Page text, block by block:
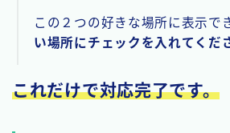
この２つの好きな場所に表示で
い場所にチェックを入れてくだ
これだけで対応完了です。